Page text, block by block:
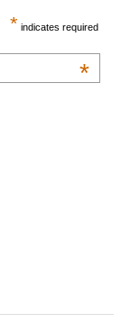
* indicates required
*